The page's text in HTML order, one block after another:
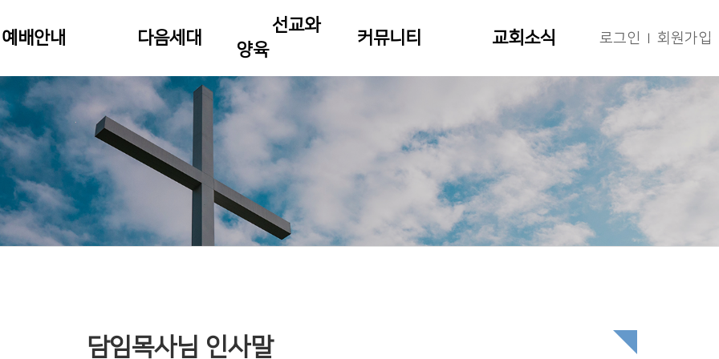
예배안내 다음세대
선교와
양육
커뮤니티 교회소식 로그인 회원가입
담임목사님 인사말